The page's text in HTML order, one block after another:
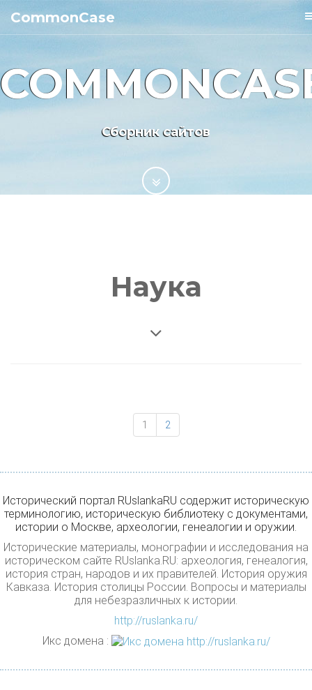
CommonCase
Сборник сайтов
Наука
1 2
Исторический портал RUslankaRU содержит историческую
терминологию, историческую библиотеку с документами,
истории о Москве, археологии, генеалогии и оружии.
Исторические материалы, монографии и исследования на
историческом сайте RUslanka.RU: археология, генеалогия,
история стран, народов и их правителей. История оружия
Кавказа. История столицы России. Вопросы и материалы
для небезразличных к истории.
http://ruslanka.ru/
Икс домена :